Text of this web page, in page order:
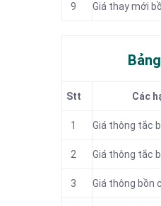
9 Giá thay mới
Stt Các
1 Giá thông tắc
2 Giá thông tắc
3 Giá thông bồn